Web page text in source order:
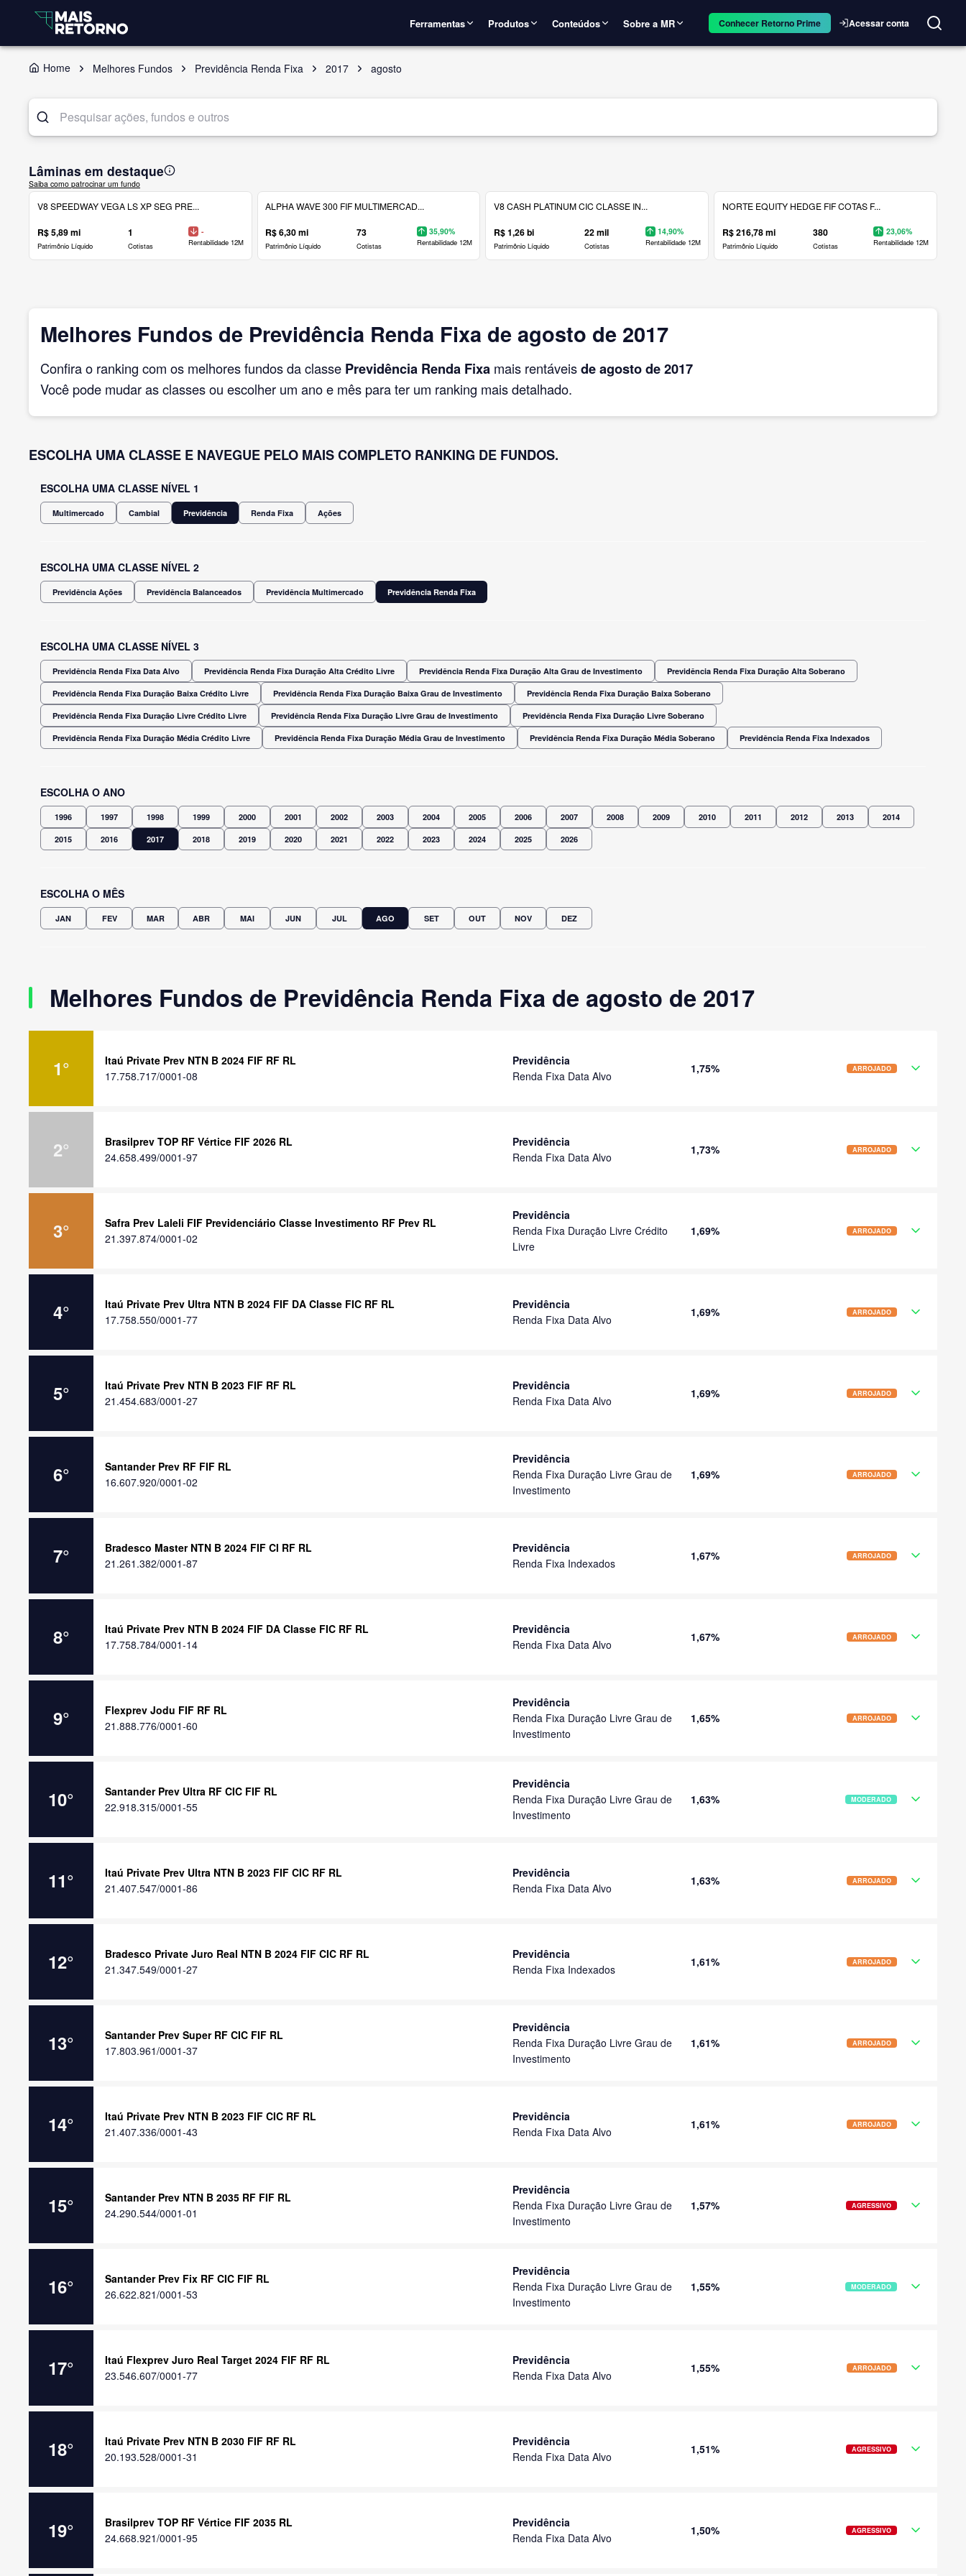
Ferramentas Produtos Conteúdos Sobre a MR Conhecer Retorno Prime Acessar conta
Home Melhores Fundos Previdência Renda Fixa 2017 agosto
Lâminas em destaque
Saiba como patrocinar um fundo
V8 SPEEDWAY VEGA LS XP SEG PRE...
R$ 5,89 mi
Patrimônio Líquido
1
Cotistas
-
Rentabilidade 12M
ALPHA WAVE 300 FIF MULTIMERCAD...
R$ 6,30 mi
Patrimônio Líquido
73
Cotistas
35,90%
Rentabilidade 12M
V8 CASH PLATINUM CIC CLASSE IN...
R$ 1,26 bi
Patrimônio Líquido
22 mil
Cotistas
14,90%
Rentabilidade 12M
NORTE EQUITY HEDGE FIF COTAS F...
R$ 216,78 mi
Patrimônio Líquido
380
Cotistas
23,06%
Rentabilidade 12M
Melhores Fundos de Previdência Renda Fixa de agosto de 2017
Confira o ranking com os melhores fundos da classe Previdência Renda Fixa mais rentáveisde agostode 2017
Você pode mudar as classes ou escolher um ano e mês para ter um ranking mais detalhado.
ESCOLHA UMA CLASSE E NAVEGUE PELO MAIS COMPLETO RANKING DE FUNDOS.
ESCOLHA UMA CLASSE NÍVEL 1
Multimercado Cambial Previdência Renda Fixa Ações
ESCOLHA UMA CLASSE NÍVEL 2
Previdência Ações Previdência Balanceados Previdência Multimercado Previdência Renda Fixa
ESCOLHA UMA CLASSE NÍVEL 3
Previdência Renda Fixa Data Alvo Previdência Renda Fixa Duração Alta Crédito Livre Previdência Renda Fixa Duração Alta Grau de Investimento Previdência Renda Fixa Duração Alta Soberano
Previdência Renda Fixa Duração Baixa Crédito Livre Previdência Renda Fixa Duração Baixa Grau de Investimento Previdência Renda Fixa Duração Baixa Soberano
Previdência Renda Fixa Duração Livre Crédito Livre Previdência Renda Fixa Duração Livre Grau de Investimento Previdência Renda Fixa Duração Livre Soberano
Previdência Renda Fixa Duração Média Crédito Livre Previdência Renda Fixa Duração Média Grau de Investimento Previdência Renda Fixa Duração Média Soberano Previdência Renda Fixa Indexados
ESCOLHA O ANO
1996 1997 1998 1999 2000 2001 2002 2003 2004 2005 2006 2007 2008 2009 2010 2011 2012 2013 2014
2015 2016 2017 2018 2019 2020 2021 2022 2023 2024 2025 2026
ESCOLHA O MÊS
JAN FEV MAR ABR MAI JUN JUL AGO SET OUT NOV DEZ
Melhores Fundos de Previdência Renda Fixa de agosto de 2017
1°
Itaú Private Prev NTN B 2024 FIF RF RL
17.758.717/0001-08
Previdência
Renda Fixa Data Alvo
1,75% ARROJADO
2°
Brasilprev TOP RF Vértice FIF 2026 RL
24.658.499/0001-97
Previdência
Renda Fixa Data Alvo
1,73% ARROJADO
3°
Safra Prev Laleli FIF Previdenciário Classe Investimento RF Prev RL
21.397.874/0001-02
Previdência
Renda Fixa Duração Livre Crédito
Livre
1,69% ARROJADO
4°
Itaú Private Prev Ultra NTN B 2024 FIF DA Classe FIC RF RL
17.758.550/0001-77
Previdência
Renda Fixa Data Alvo
1,69% ARROJADO
5°
Itaú Private Prev NTN B 2023 FIF RF RL
21.454.683/0001-27
Previdência
Renda Fixa Data Alvo
1,69% ARROJADO
6°
Santander Prev RF FIF RL
16.607.920/0001-02
Previdência
Renda Fixa Duração Livre Grau de
Investimento
1,69% ARROJADO
7°
Bradesco Master NTN B 2024 FIF CI RF RL
21.261.382/0001-87
Previdência
Renda Fixa Indexados
1,67% ARROJADO
8°
Itaú Private Prev NTN B 2024 FIF DA Classe FIC RF RL
17.758.784/0001-14
Previdência
Renda Fixa Data Alvo
1,67% ARROJADO
9°
Flexprev Jodu FIF RF RL
21.888.776/0001-60
Previdência
Renda Fixa Duração Livre Grau de
Investimento
1,65% ARROJADO
10°
Santander Prev Ultra RF CIC FIF RL
22.918.315/0001-55
Previdência
Renda Fixa Duração Livre Grau de
Investimento
1,63% MODERADO
11°
Itaú Private Prev Ultra NTN B 2023 FIF CIC RF RL
21.407.547/0001-86
Previdência
Renda Fixa Data Alvo
1,63% ARROJADO
12°
Bradesco Private Juro Real NTN B 2024 FIF CIC RF RL
21.347.549/0001-27
Previdência
Renda Fixa Indexados
1,61% ARROJADO
13°
Santander Prev Super RF CIC FIF RL
17.803.961/0001-37
Previdência
Renda Fixa Duração Livre Grau de
Investimento
1,61% ARROJADO
14°
Itaú Private Prev NTN B 2023 FIF CIC RF RL
21.407.336/0001-43
Previdência
Renda Fixa Data Alvo
1,61% ARROJADO
15°
Santander Prev NTN B 2035 RF FIF RL
24.290.544/0001-01
Previdência
Renda Fixa Duração Livre Grau de
Investimento
1,57% AGRESSIVO
16°
Santander Prev Fix RF CIC FIF RL
26.622.821/0001-53
Previdência
Renda Fixa Duração Livre Grau de
Investimento
1,55% MODERADO
17°
Itaú Flexprev Juro Real Target 2024 FIF RF RL
23.546.607/0001-77
Previdência
Renda Fixa Data Alvo
1,55% ARROJADO
18°
Itaú Private Prev NTN B 2030 FIF RF RL
20.193.528/0001-31
Previdência
Renda Fixa Data Alvo
1,51% AGRESSIVO
19°
Brasilprev TOP RF Vértice FIF 2035 RL
24.668.921/0001-95
Previdência
Renda Fixa Data Alvo
1,50% AGRESSIVO